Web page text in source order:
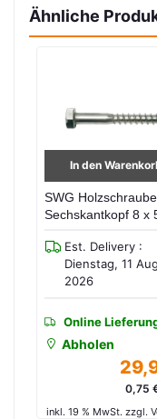
Ähnliche
In den
SWG Holzschraube
Sechskantkopf 8 x
(40 Stk./Pak)
Est. Delivery :
Dienstag, 11
2026
Online
Abholen
0,75
inkl. 19 % MwSt. zzgl.